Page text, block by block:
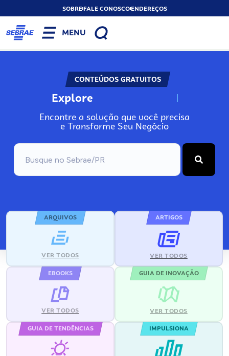
SOBREFALE CONOSCOENDEREÇOS
MENU
CONTEÚDOS GRATUITOS
Explore N
Encontre a solução que você precisa
e Transforme Seu Negócio
ARQUIVOS
VER TODOS
ARTIGOS
VER TODOS
EBOOKS
VER TODOS
GUIA DE INOVAÇÃO
VER TODOS
GUIA DE TENDÊNCIAS IMPULSIONA